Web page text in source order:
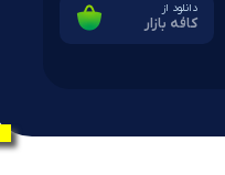
دانلود از
کافه بازار